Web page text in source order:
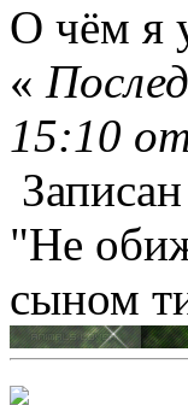
О чём я
«
15:10
Записан
"Не
сыном